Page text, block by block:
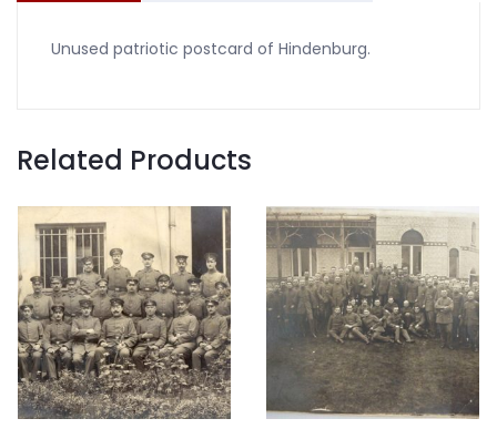
Unused patriotic postcard of Hindenburg.
Related Products